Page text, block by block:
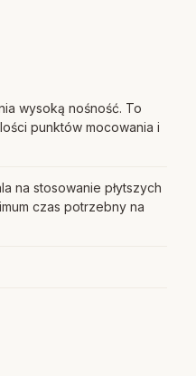
wysoką nośność. To
punktów mocowania i
na stosowanie płytszych
czas potrzebny na